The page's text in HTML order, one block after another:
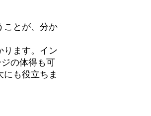
ことが、分か
ります。イン
の体得も可
も役立ちま